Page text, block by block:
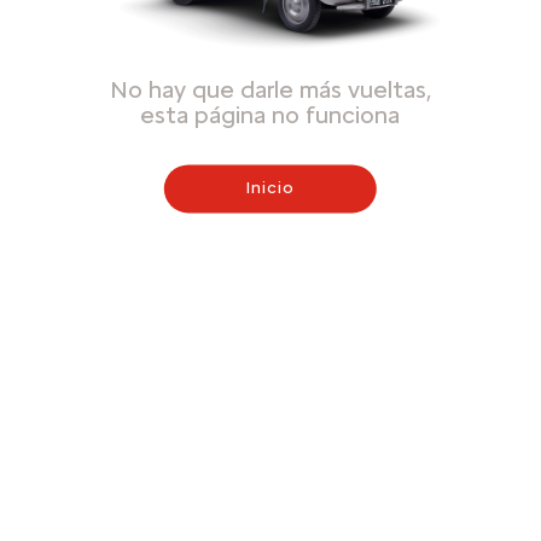
No hay que darle más vueltas,
esta página no funciona
Inicio